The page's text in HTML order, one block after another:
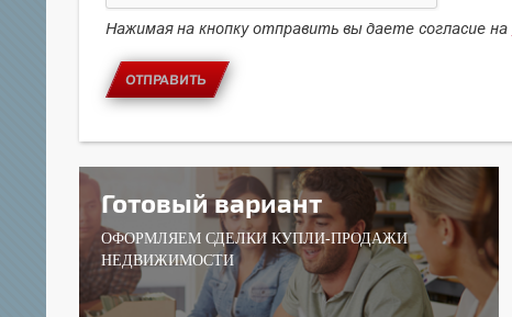
Нажимая на кнопку отправить вы даете согласие на
ОТПРАВИТЬ
Готовый вариант
ОФОРМЛЯЕМ СДЕЛКИ КУПЛИ-ПРОДАЖИ
НЕДВИЖИМОСТИ